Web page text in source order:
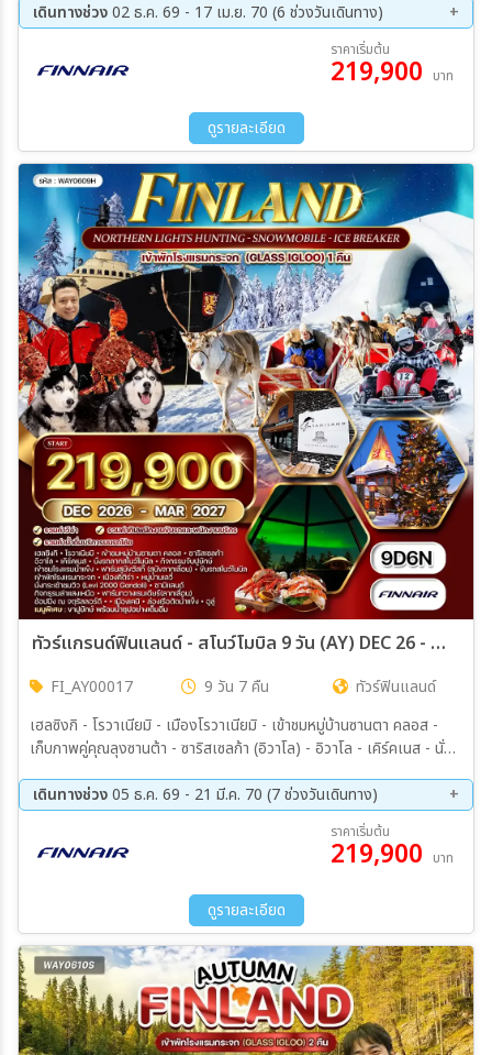
Experience 365 - ขับสโนว์โมบิล – ตกปลาหลุมน้ำแข็ง - ล่องเรือตัดน้ำ
แข็ง – อูลู - ปอร์วู
เดินทางช่วง02 ธ.ค. 69 - 17 เม.ย. 70 (6 ช่วงวันเดินทาง)
26 ธ.ค. 69 - 03 ม.ค. 70
22 ม.ค. 70 - 30 ม.ค. 70
07 ก.พ. 70 - 15 ก.พ. 70
09 เม.ย 70 - 17 เม.ย 70
ราคาเริ่มต้น
219,900 บาท
ดูรายละเอียด
ทัวร์แกรนด์ฟินแลนด์ - สโนว์โมบิล 9 วัน (AY) DEC 26 - MAR 27
FI_AY00017 9 วัน 7 คืน
ทัวร์ฟินแลนด์
เฮลซิงกิ - โรวาเนียมิ - เมืองโรวาเนียมิ - เข้าชมหมู่บ้านซานตา คลอส -
เก็บภาพคู่คุณลุงซานต้า - ซาริสเซลก้า (อิวาโล) - อิวาโล - เคิร์คเนส - นั่ง
พิเศษ...ปูยักษ์ - เข้าชมโรงแรมน้ำแข็ง - ฟาร์มสุนัขฮัสกี้ (สุนัขลากเลื่อน) -
ขับรถสโนว์โมบิล - เข้าพักโรงแรมกระจก (Glass Igloo) - อิวาโล – เมือง
คิติร่า – ชมเมืองเก่าหมู่บ้านเลวี่ - นั่งกระเช้าชมวิว (Levi 2000 Gondoli)
– ซามิแลนด์ – กิจกรรมล่าแสงเหนือ - เลวี่ – ฟาร์มกวางเรนเดียร์(ลาก
เดินทางช่วง05 ธ.ค. 69 - 21 มี.ค. 70 (7 ช่วงวันเดินทาง)
25 ธ.ค. 69 - 02 ม.ค. 70
26 ธ.ค. 69 - 03 ม.ค. 70
24 ม.ค. 70 - 01 ก.พ. 70
27 ก.พ. 70 - 07 มี.ค 70
ราคาเริ่มต้น
219,900 บาท
ดูรายละเอียด